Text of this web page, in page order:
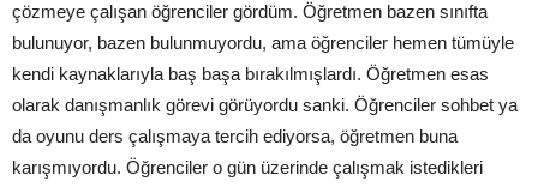
çözmeye çalışan öğrenciler gördüm. Öğretmen bazen sınıfta
bulunuyor, bazen bulunmuyordu, ama öğrenciler hemen tümüyle
kendi kaynaklarıyla baş başa bırakılmışlardı. Öğretmen esas
olarak danışmanlık görevi görüyordu sanki. Öğrenciler sohbet ya
da oyunu ders çalışmaya tercih ediyorsa, öğretmen buna
karışmıyordu. Öğrenciler o gün üzerinde çalışmak istedikleri